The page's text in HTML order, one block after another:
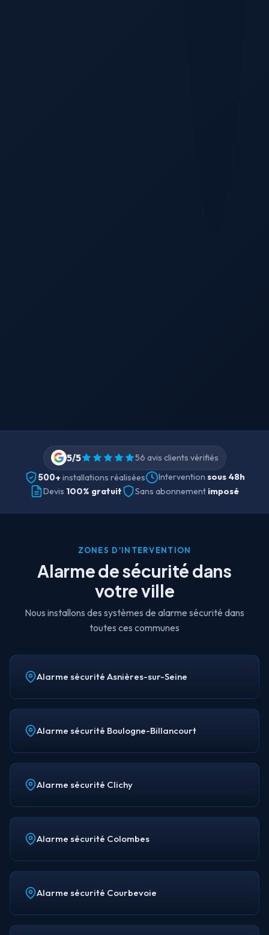
5/5
56 avis clients vérifiés
500+ installations réalisées Intervention sous 48h
Devis 100% gratuit Sans abonnement imposé
ZONES D'INTERVENTION
Alarme de sécurité dans
votre ville
Nous installons des systèmes de alarme sécurité dans
toutes ces communes
Alarme sécurité Asnières-sur-Seine
Alarme sécurité Boulogne-Billancourt
Alarme sécurité Clichy
Alarme sécurité Colombes
Alarme sécurité Courbevoie